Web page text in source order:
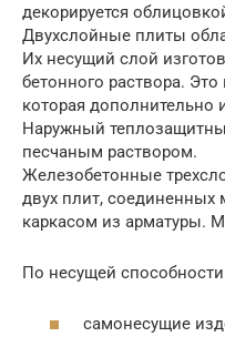
декорируется
Двухслойные плиты
Их несущий слой
бетонного раствора.
которая дополнительно
Наружный
песчаным раствором.
Железобетонные
двух плит,
каркасом из арматуры.
По несущей
самонесущие